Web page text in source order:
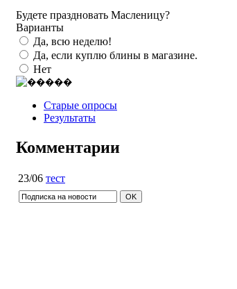
Будете праздновать Масленицу?
Варианты
Да, всю неделю!
Да, если куплю блины в магазине.
Нет
Старые опросы
Результаты
Комментарии
23/06 тест